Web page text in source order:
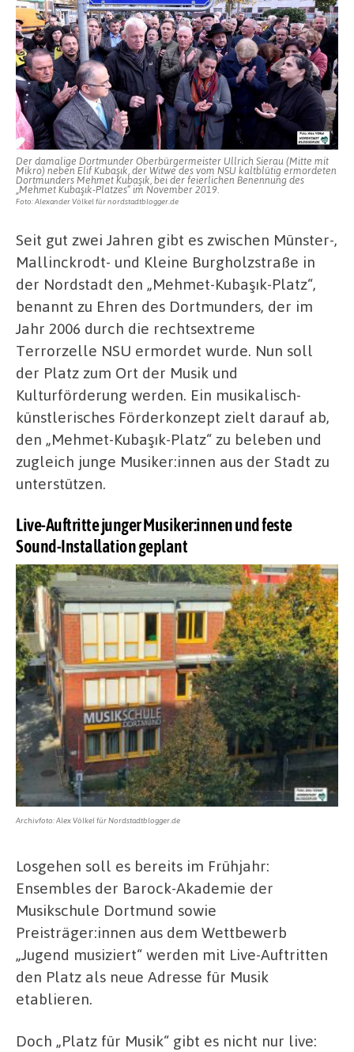
Platz“
mit
Musik
beleben
Der damalige Dortmunder Oberbürgermeister Ullrich Sierau (Mitte mit
Mikro) neben Elif Kubaşık, der Witwe des vom NSU kaltblütig ermordeten
Dortmunders Mehmet Kubaşık, bei der feierlichen Benennung des
„Mehmet Kubaşık-Platzes“ im November 2019.
Foto: Alexander Völkel für nordstadtblogger.de
Seit gut zwei Jahren gibt es zwischen Münster-,
Mallinckrodt- und Kleine Burgholzstraße in
der Nordstadt den „Mehmet-Kubaşık-Platz“,
benannt zu Ehren des Dortmunders, der im
Jahr 2006 durch die rechtsextreme
Terrorzelle NSU ermordet wurde. Nun soll
der Platz zum Ort der Musik und
Kulturförderung werden. Ein musikalisch-
künstlerisches Förderkonzept zielt darauf ab,
den „Mehmet-Kubaşık-Platz“ zu beleben und
zugleich junge Musiker:innen aus der Stadt zu
unterstützen.
Live-Auftritte junger Musiker:innen und feste
Sound-Installation geplant
Archivfoto: Alex Völkel für Nordstadtblogger.de
Losgehen soll es bereits im Frühjahr:
Ensembles der Barock-Akademie der
Musikschule Dortmund sowie
Preisträger:innen aus dem Wettbewerb
„Jugend musiziert“ werden mit Live-Auftritten
den Platz als neue Adresse für Musik
etablieren.
Doch „Platz für Musik“ gibt es nicht nur live: